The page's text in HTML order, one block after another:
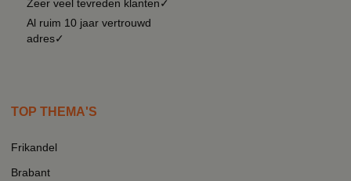
Zeer veel tevreden klanten✓
Al ruim 10 jaar vertrouwd
adres✓
TOP THEMA'S
Frikandel
Brabant